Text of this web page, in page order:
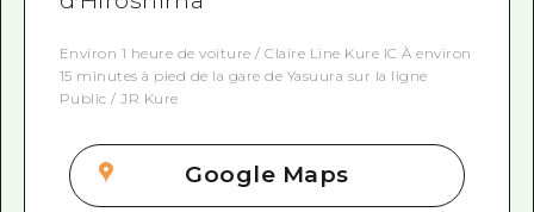
Environ 1 heure de voiture / Claire Line Kure IC À environ
15 minutes à pied de la gare de Yasuura sur la ligne
Public / JR Kure
Google Maps